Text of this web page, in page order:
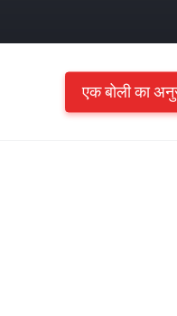
एक बोली का